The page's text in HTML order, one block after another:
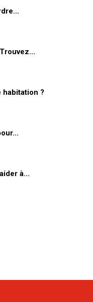
habitation ?
à...